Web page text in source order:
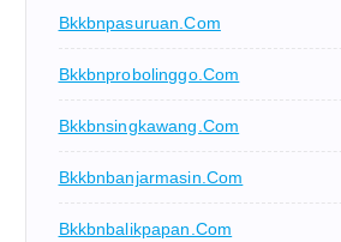
Bkkbnpasuruan.com
Bkkbnprobolinggo.com
Bkkbnsingkawang.com
Bkkbnbanjarmasin.com
Bkkbnbalikpapan.com